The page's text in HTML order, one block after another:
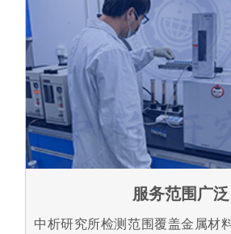
服务范围广泛
中析研究所检测范围覆盖金属材